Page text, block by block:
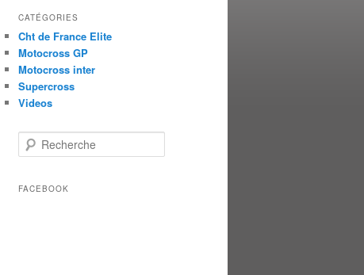
CATÉGORIES
Cht de France Elite
Motocross GP
Motocross inter
Supercross
Videos
Recherche
FACEBOOK